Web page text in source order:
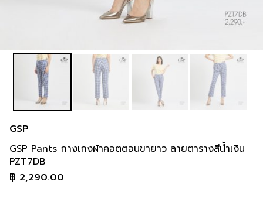
GSP
GSP Pants กางเกงผ้าคอตตอนขายาว ลายตารางสีน้ำเงิน
PZT7DB
฿ 2,290.00